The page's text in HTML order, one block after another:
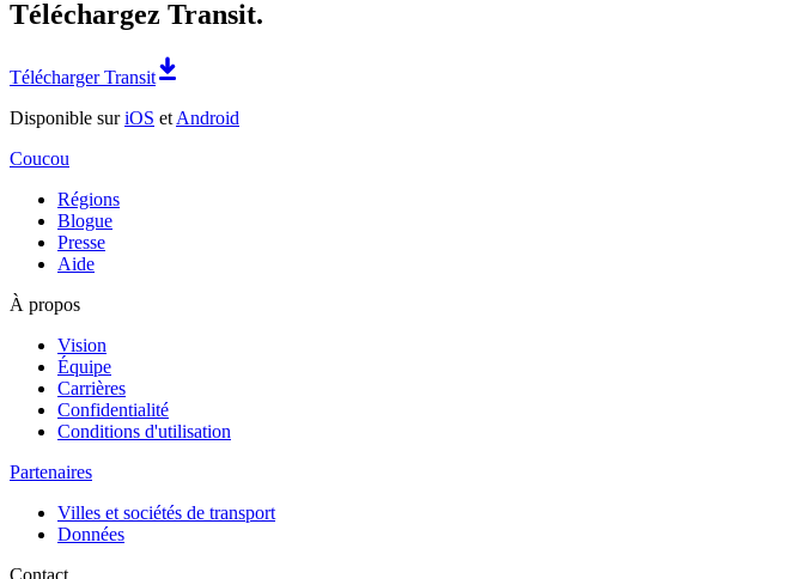
Téléchargez Transit.
Télécharger Transit
Disponible suriOS et Android
Coucou
Régions
Blogue
Presse
Aide
À propos
Vision
Équipe
Carrières
Confidentialité
Conditions d'utilisation
Partenaires
Villes et sociétés de transport
Données